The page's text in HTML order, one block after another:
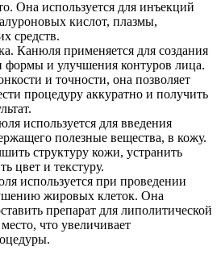
Она используется для инъекций
кислот, плазмы,
средств.
Канюля применяется для создания
формы и улучшения контуров лица.
и точности, она позволяет
процедуру аккуратно и получить
используется для введения
полезные вещества, в кожу.
структуру кожи, устранить
цвет и текстуру.
используется при проведении
жировых клеток. Она
препарат для липолитической
что увеличивает